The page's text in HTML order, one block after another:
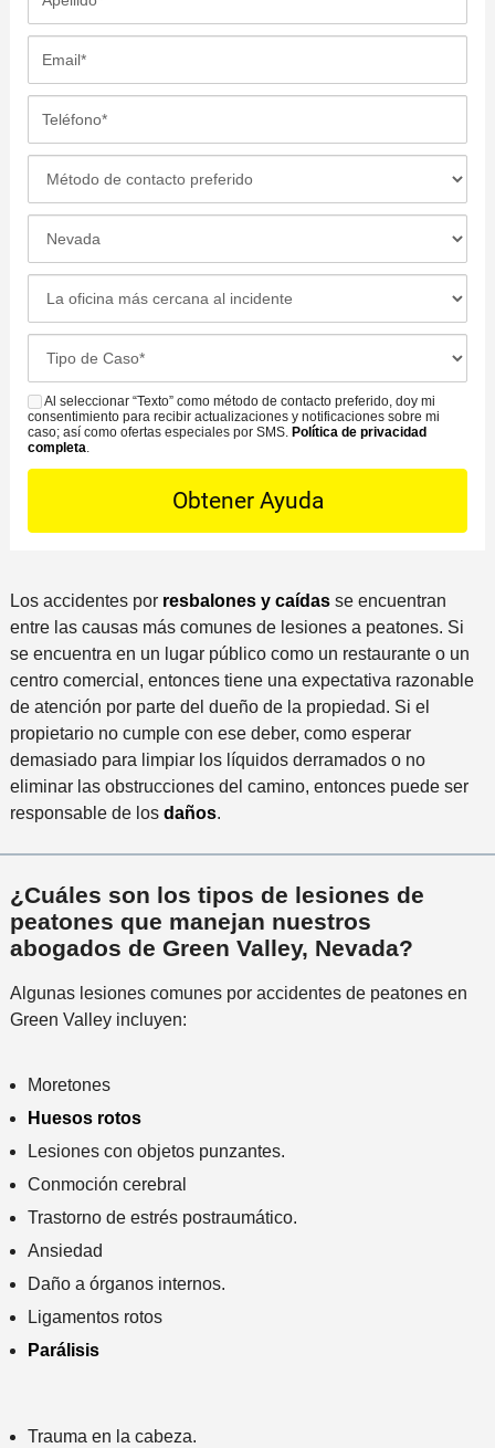
r
*
e
l
d
*
a
ll
f
n
*
t
d
d
C
o
n
t
t
r
d
c
c
ó
n
d
e
i
d
e
n
t
e
o
i
c
i
n
c
e
r
c
a
n
a
a
l
c
i
d
n
t
*
s
e
D
e
a
s
*
S
M
S
Al seleccionar “Texto” como método de contacto preferido, doy mi
consentimiento para recibir actualizaciones y notificaciones sobre mi
caso; así como ofertas especiales por SMS. Política de privacidad
completa.
Los accidentes por resbalones y caídasse encuentran
entre las causas más comunes de lesiones a peatones. Si
se encuentra en un lugar público como un restaurante o un
centro comercial, entonces tiene una expectativa razonable
de atención por parte del dueño de la propiedad. Si el
propietario no cumple con ese deber, como esperar
demasiado para limpiar los líquidos derramados o no
eliminar las obstrucciones del camino, entonces puede ser
responsable de los daños.
¿Cuáles son los tipos de lesiones de
peatones que manejan nuestros
abogados de Green Valley, Nevada?
Algunas lesiones comunes por accidentes de peatones en
Green Valley incluyen:
Moretones
Huesos rotos
Lesiones con objetos punzantes.
Conmoción cerebral
Trastorno de estrés postraumático.
Ansiedad
Daño a órganos internos.
Ligamentos rotos
Parálisis
Trauma en la cabeza.